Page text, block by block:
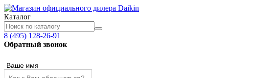
Каталог
8 (495) 128-26-91
Обратный звонок
Ваше имя